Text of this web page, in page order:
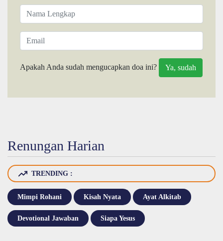
Apakah Anda sudah mengucapkan doa ini?
Renungan Harian
TRENDING :
Mimpi Rohani Kisah Nyata Ayat Alkitab
Devotional Jawaban Siapa Yesus